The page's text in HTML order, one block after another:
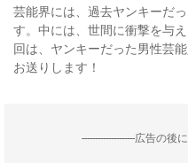
芸能界には、過去ヤンキーだ
す。中には、世間に衝撃を与
回は、ヤンキーだった男性芸
お送りします！
--------------------広告の後